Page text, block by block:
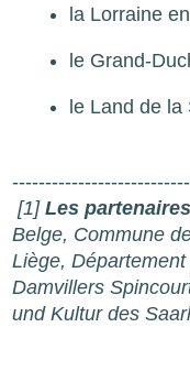
la Lorraine
le Grand-
le Land de la
[1]Les
Belge, Commune
Liège,
Damvillers
und Kultur des